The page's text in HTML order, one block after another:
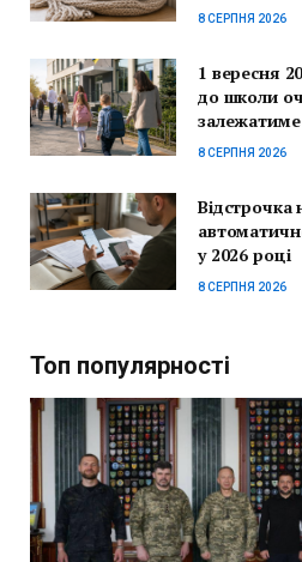
8 СЕРПНЯ 2026
1 вересня
до школи
8 СЕРПНЯ 2026
у 2026 році
8 СЕРПНЯ 2026
Топ популярності